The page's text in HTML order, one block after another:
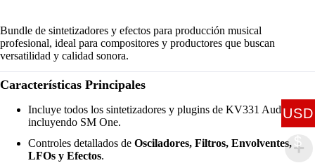
Bundle de sintetizadores y efectos para producción musical
profesional, ideal para compositores y productores que buscan
versatilidad y calidad sonora.
Características Principales
Incluye todos los sintetizadores y plugins de KV331 Audio,
incluyendo SM One.
Controles detallados de Osciladores, Filtros, Envolventes,
LFOs y Efectos.
USD
$